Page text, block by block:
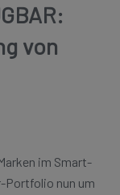
von
im Smart-
Portfolio nun um